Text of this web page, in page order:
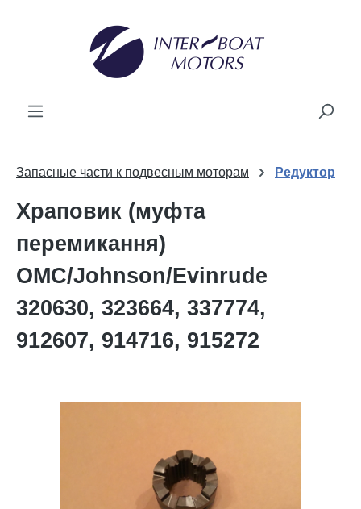
Запасные части к подвесным моторам Редуктор
Храповик (муфта
перемикання)
OMC/Johnson/Evinrude
320630, 323664, 337774,
912607, 914716, 915272